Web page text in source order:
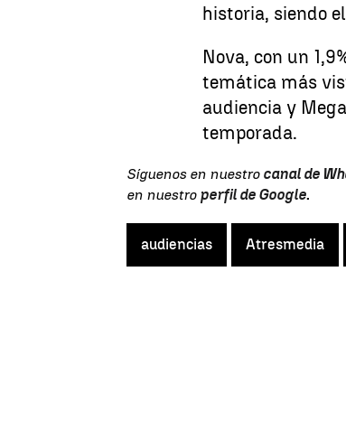
historia, siendo
Nova, con un
temática más
audiencia y
temporada.
Síguenos en nuestro canal de
en nuestro perfil de Google.
audiencias Atresmedia